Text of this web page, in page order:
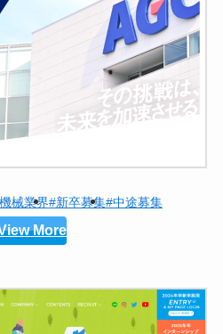
械業界#新卒募集#中途募集
More